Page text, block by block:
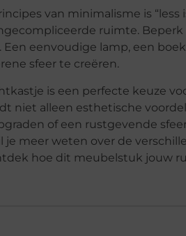
van minimalisme is
ruimte.
eenvoudige lamp, een
sfeer te creëren.
is een perfecte keuze
niet alleen esthetische
of een rustgevende
je meer weten over de
hoe dit meubelstuk jouw